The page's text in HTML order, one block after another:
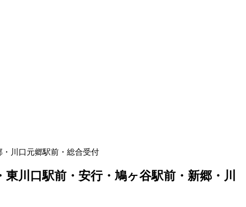
川口元郷駅前・総合受付
川口駅前・安行・鳩ヶ谷駅前・新郷・川